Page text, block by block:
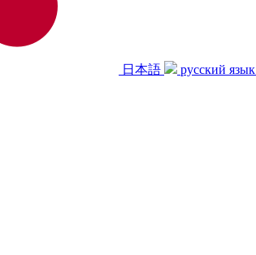
日本語 русский язык